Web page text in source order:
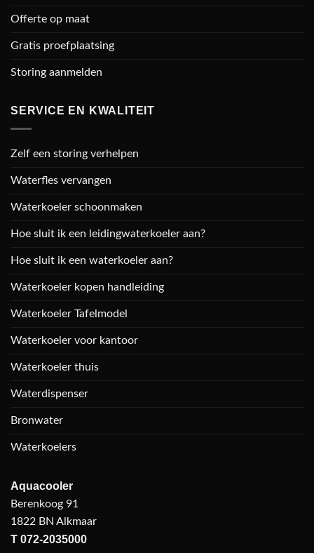
Offerte op maat
Gratis proefplaatsing
Storing aanmelden
SERVICE EN KWALITEIT
Zelf een storing verhelpen
Waterfles vervangen
Waterkoeler schoonmaken
Hoe sluit ik een leidingwaterkoeler aan?
Hoe sluit ik een waterkoeler aan?
Waterkoeler kopen handleiding
Waterkoeler Tafelmodel
Waterkoeler voor kantoor
Waterkoeler thuis
Waterdispenser
Bronwater
Waterkoelers
Aquacooler
Berenkoog 91
1822 BN Alkmaar
T 072-2035000